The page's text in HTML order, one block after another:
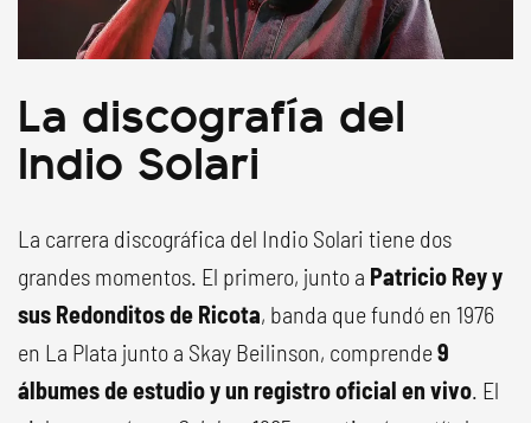
La discografía del
Indio Solari
La carrera discográfica del Indio Solari tiene dos
grandes momentos. El primero, junto a Patricio Rey y
sus Redonditos de Ricota, banda que fundó en 1976
en La Plata junto a Skay Beilinson, comprende9
álbumes de estudio y un registro oficial en vivo . El